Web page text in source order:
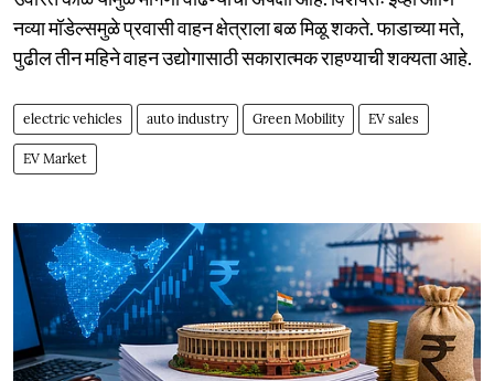
नव्या मॉडेल्समुळे प्रवासी वाहन क्षेत्राला बळ मिळू शकते. फाडाच्या मते,
पुढील तीन महिने वाहन उद्योगासाठी सकारात्मक राहण्याची शक्यता आहे.
electric vehicles auto industry Green Mobility EV sales
EV Market